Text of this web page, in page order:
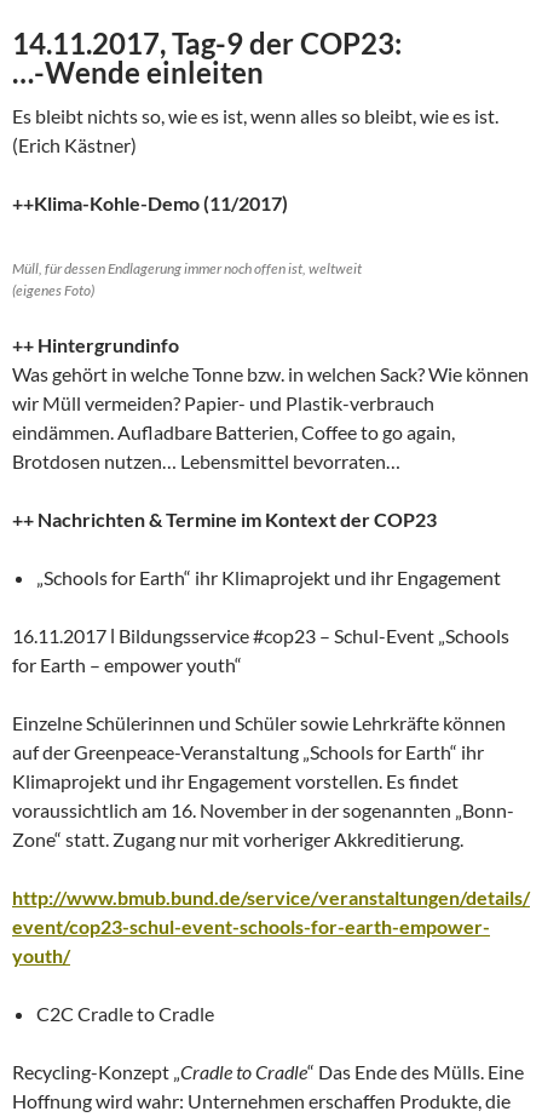
14.11.2017, Tag-9 der COP23:
…-Wende einleiten
Es bleibt nichts so, wie es ist, wenn alles so bleibt, wie es ist.
(Erich Kästner)
++Klima-Kohle-Demo (11/2017)
Müll, für dessen Endlagerung immer noch offen ist, weltweit
(eigenes Foto)
++ Hintergrundinfo
Was gehört in welche Tonne bzw. in welchen Sack? Wie können
wir Müll vermeiden? Papier- und Plastik-verbrauch
eindämmen. Aufladbare Batterien, Coffee to go again,
Brotdosen nutzen… Lebensmittel bevorraten…
++ Nachrichten & Termine im Kontext der COP23
„Schools for Earth“ ihr Klimaprojekt und ihr Engagement
16.11.2017 ǀ Bildungsservice #cop23 – Schul-Event „Schools
for Earth – empower youth“
Einzelne Schülerinnen und Schüler sowie Lehrkräfte können
auf der Greenpeace-Veranstaltung „Schools for Earth“ ihr
Klimaprojekt und ihr Engagement vorstellen. Es findet
voraussichtlich am 16. November in der sogenannten „Bonn-
Zone“ statt. Zugang nur mit vorheriger Akkreditierung.
http://www.bmub.bund.de/service/veranstaltungen/details/
event/cop23-schul-event-schools-for-earth-empower-
youth/
C2C Cradle to Cradle
Recycling-Konzept „Cradle to Cradle“ Das Ende des Mülls. Eine
Hoffnung wird wahr: Unternehmen erschaffen Produkte, die